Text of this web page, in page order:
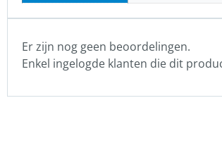
Er zijn nog geen beoordelingen.
Enkel ingelogde klanten die dit